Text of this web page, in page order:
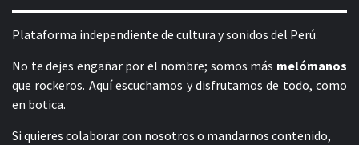
Plataforma independiente de cultura y sonidos del Perú.
No te dejes engañar por el nombre; somos más melómanos
que rockeros. Aquí escuchamos y disfrutamos de todo, como
en botica.
Si quieres colaborar con nosotros o mandarnos contenido,